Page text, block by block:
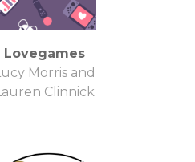
Lovegames
Morris and
Clinnick